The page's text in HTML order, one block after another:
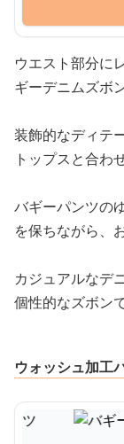
ウエスト部分に
ギーデニムズボ
装飾的なディテ
トップスと合わ
バギーパンツの
を保ちながら、
カジュアルなデ
個性的なズボンで
ウォッシュ加工